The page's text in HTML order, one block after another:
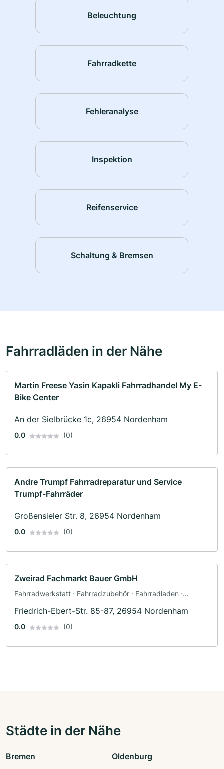
Beleuchtung
Fahrradkette
Fehleranalyse
Inspektion
Reifenservice
Schaltung & Bremsen
Fahrradläden in der Nähe
Martin Freese Yasin Kapakli Fahrradhandel My E-
Bike Center
An der Sielbrücke 1c, 26954 Nordenham
0.0 (0)
Andre Trumpf Fahrradreparatur und Service
Trumpf-Fahrräder
Großensieler Str. 8, 26954 Nordenham
0.0 (0)
Zweirad Fachmarkt Bauer GmbH
Fahrradwerkstatt · Fahrradzubehör · Fahrradladen ·
Friedrich-Ebert-Str. 85-87, 26954 Nordenham
0.0 (0)
Städte in der Nähe
Bremen Oldenburg